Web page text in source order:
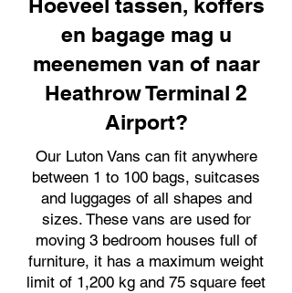
Hoeveel tassen, koffers
en bagage mag u
meenemen van of naar
Heathrow Terminal 2
Airport?
Our Luton Vans can fit anywhere
between 1 to 100 bags, suitcases
and luggages of all shapes and
sizes. These vans are used for
moving 3 bedroom houses full of
furniture, it has a maximum weight
limit of 1,200 kg and 75 square feet